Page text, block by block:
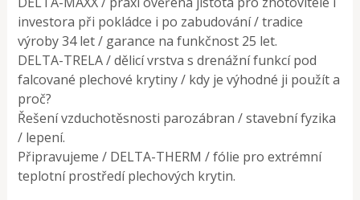
investora při pokládce i po zabudování / tradice
výroby 34 let / garance na funkčnost 25 let.
DELTA-TRELA / dělicí vrstva s drenážní funkcí pod
falcované plechové krytiny / kdy je výhodné ji použít a
proč?
Řešení vzduchotěsnosti parozábran / stavební fyzika
/ lepení.
Připravujeme / DELTA-THERM / fólie pro extrémní
teplotní prostředí plechových krytin.